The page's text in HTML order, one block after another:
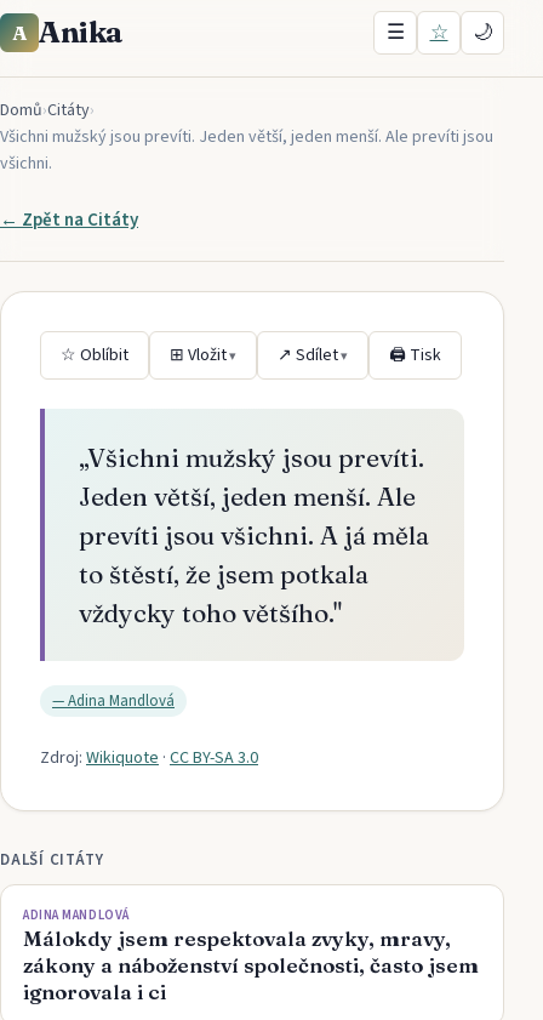
A Anika ☰ ☆ 🌙
Domů›Citáty›
Všichni mužský jsou prevíti. Jeden větší, jeden menší. Ale prevíti jsou
všichni.
← Zpět na Citáty
☆ Oblíbit ⊞ Vložit▾ ↗ Sdílet▾ 🖨 Tisk
„Všichni mužský jsou prevíti.
Jeden větší, jeden menší. Ale
prevíti jsou všichni. A já měla
to štěstí, že jsem potkala
vždycky toho většího."
—Adina Mandlová
Zdroj: Wikiquote · CC BY-SA 3.0
DALŠÍ CITÁTY
ADINA MANDLOVÁ
Málokdy jsem respektovala zvyky, mravy,
zákony a náboženství společnosti, často jsem
ignorovala i ci